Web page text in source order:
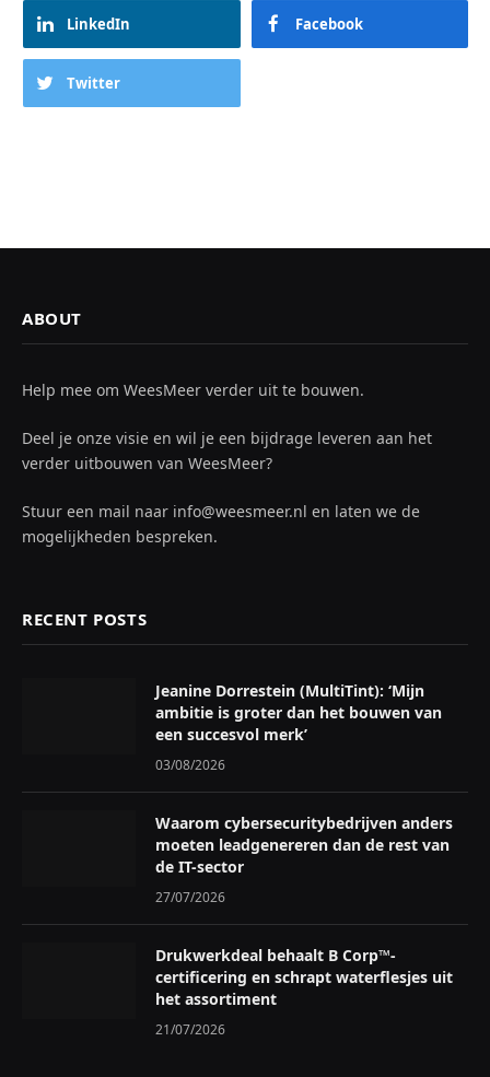
LinkedIn Facebook
Twitter
ABOUT
Help mee om WeesMeer verder uit te bouwen.
Deel je onze visie en wil je een bijdrage leveren aan het
verder uitbouwen van WeesMeer?
Stuur een mail naar info@weesmeer.nl en laten we de
mogelijkheden bespreken.
RECENT POSTS
Jeanine Dorrestein (MultiTint): ‘Mijn
ambitie is groter dan het bouwen van
een succesvol merk’
03/08/2026
Waarom cybersecuritybedrijven anders
moeten leadgenereren dan de rest van
de IT-sector
27/07/2026
Drukwerkdeal behaalt B Corp™-
certificering en schrapt waterflesjes uit
het assortiment
21/07/2026